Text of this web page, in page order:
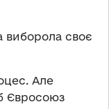
виборола своє
Але
Євросоюз